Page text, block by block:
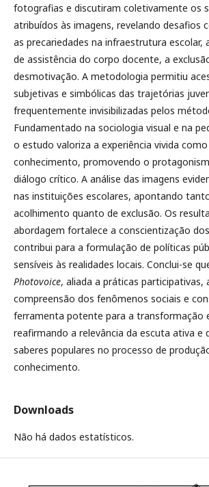
fotografias e discutiram coletivamente os
atribuídos às imagens, revelando desafios
as precariedades na infraestrutura escolar,
de assistência do corpo docente, a
desmotivação. A metodologia permitiu
subjetivas e simbólicas das trajetórias
frequentemente invisibilizadas pelos
Fundamentado na sociologia visual e na
o estudo valoriza a experiência vivida
conhecimento, promovendo o
diálogo crítico. A análise das imagens
nas instituições escolares, apontando
acolhimento quanto de exclusão. Os
abordagem fortalece a conscientização
contribui para a formulação de políticas
sensíveis às realidades locais. Conclui-se
Photovoice, aliada a práticas participativas,
compreensão dos fenômenos sociais e
ferramenta potente para a transformação
reafirmando a relevância da escuta ativa e
saberes populares no processo de
conhecimento.
Downloads
Não há dados estatísticos.